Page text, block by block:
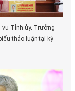
vụ Tỉnh ủy, Trưởng
thảo luận tại kỳ